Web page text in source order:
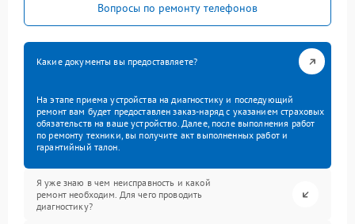
Вопросы по ремонту телефонов
Какие документы вы предоставляете?
На этапе приема устройства на диагностику и последующий
ремонт вам будет предоставлен заказ-наряд с указанием страховых
обязательств на ваше устройство. Далее, после выполнения работ
по ремонту техники, вы получите акт выполненных работ и
гарантийный талон.
Я уже знаю в чем неисправность и какой
ремонт необходим. Для чего проводить
диагностику?